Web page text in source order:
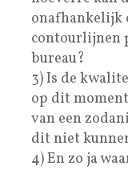
onafhankelijk
contourlijnen
bureau?
3) Is de
op dit
van een
dit niet
4) En zo ja